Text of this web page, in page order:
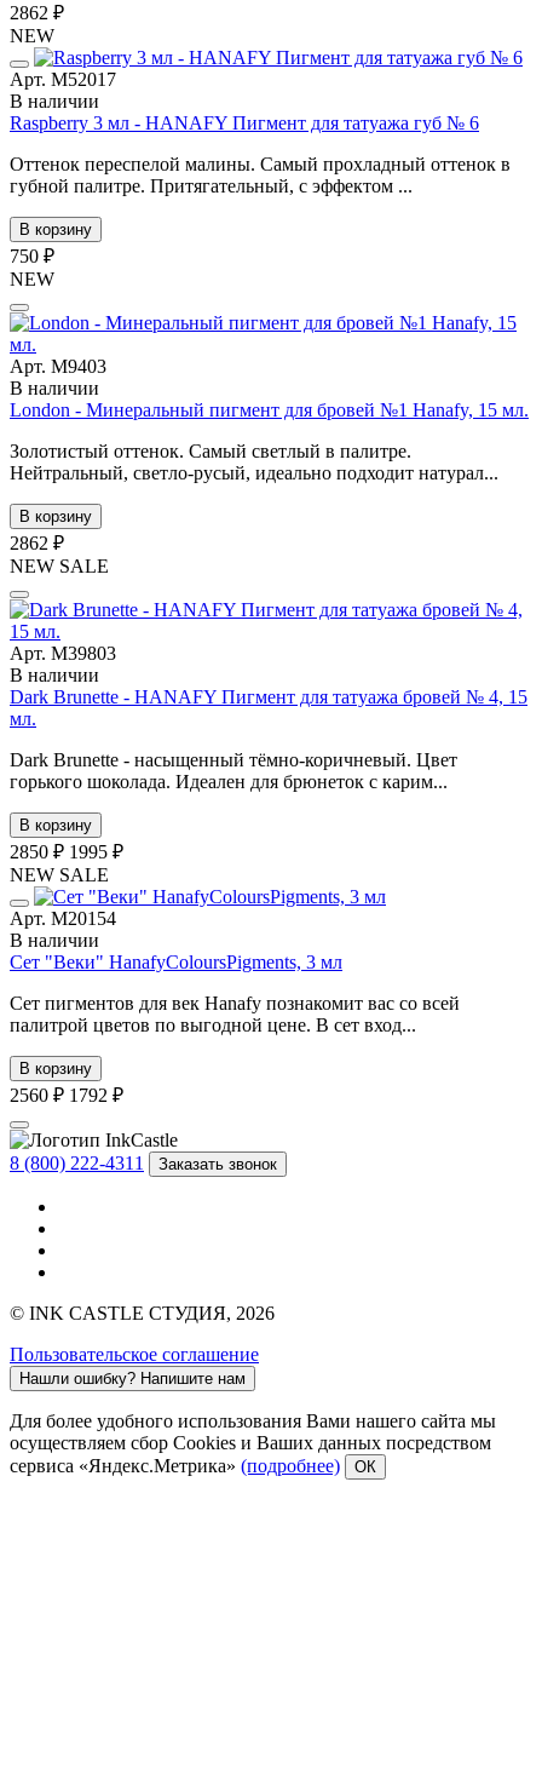
2862 ₽
NEW
Арт. М52017
В наличии
Raspberry 3 мл - HANAFY Пигмент для татуажа губ № 6
Оттенок переспелой малины. Самый прохладный оттенок в
губной палитре. Притягательный, с эффектом ...
В корзину
750 ₽
NEW
Арт. М9403
В наличии
London - Минеральный пигмент для бровей №1 Hanafy, 15 мл.
Золотистый оттенок. Самый светлый в палитре.
Нейтральный, светло-русый, идеально подходит натурал...
В корзину
2862 ₽
NEW SALE
Арт. М39803
В наличии
Dark Brunette - HANAFY Пигмент для татуажа бровей № 4, 15
мл.
Dark Brunette - насыщенный тёмно-коричневый. Цвет
горького шоколада. Идеален для брюнеток с карим...
В корзину
2850 ₽ 1995 ₽
NEW SALE
Арт. М20154
В наличии
Сет "Веки" HanafyColoursPigments, 3 мл
Сет пигментов для век Hanafy познакомит вас со всей
палитрой цветов по выгодной цене. В сет вход...
В корзину
2560 ₽ 1792 ₽
8 (800) 222-4311 Заказать звонок
© INK CASTLE СТУДИЯ, 2026
Пользовательское соглашение
Нашли ошибку? Напишите нам
Для более удобного использования Вами нашего сайта мы
осуществляем сбор Cookies и Ваших данных посредством
сервиса «Яндекс.Метрика» (подробнее) ОК